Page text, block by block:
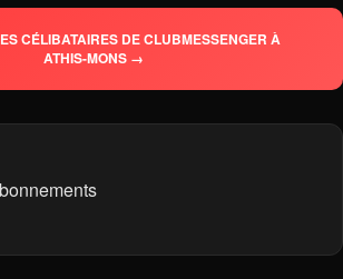
CÉLIBATAIRES DE CLUBMESSENGER À
ATHIS-MONS →